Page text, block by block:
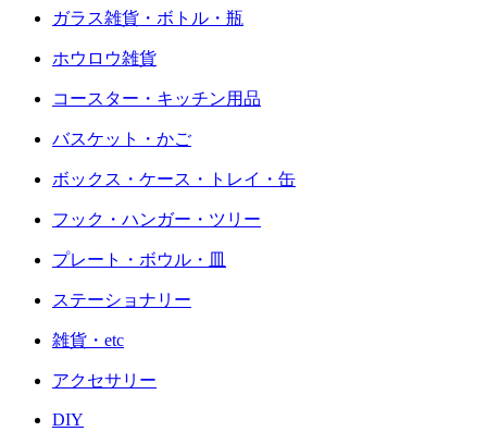
ガラス雑貨・ボトル・瓶
ホウロウ雑貨
コースター・キッチン用品
バスケット・かご
ボックス・ケース・トレイ・缶
フック・ハンガー・ツリー
プレート・ボウル・皿
ステーショナリー
雑貨・etc
アクセサリー
DIY